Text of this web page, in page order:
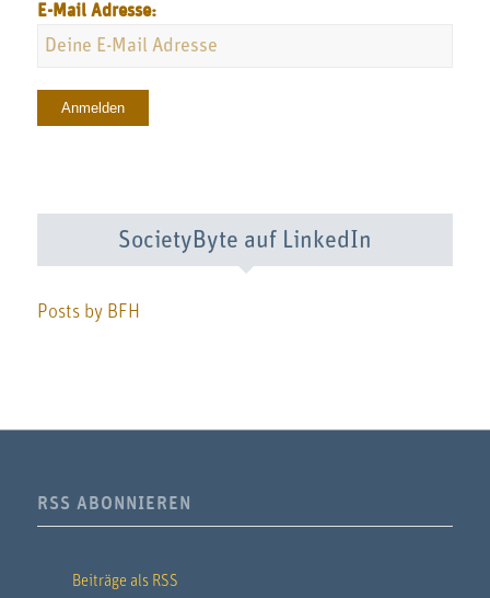
E-Mail Adresse:
SocietyByte auf LinkedIn
Posts by BFH
RSS ABONNIEREN
Beiträge als RSS